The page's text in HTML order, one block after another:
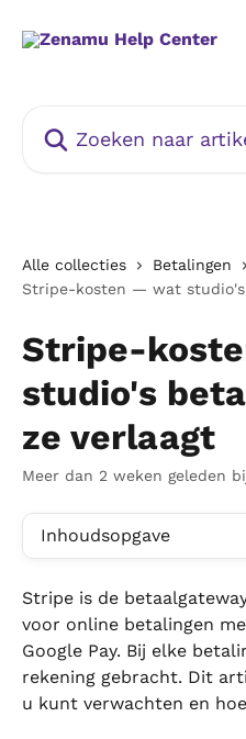
Alle collecties Betalingen
Stripe-kosten — wat
Stripe-
studio's
ze verlaagt
Meer dan 2 weken geleden
Inhoudsopgave
Stripe is de
voor online betalingen
Google Pay. Bij elke
rekening gebracht. Dit
u kunt verwachten en